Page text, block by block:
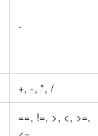
-
+, -, *, /
==, !=, >, <, >=,